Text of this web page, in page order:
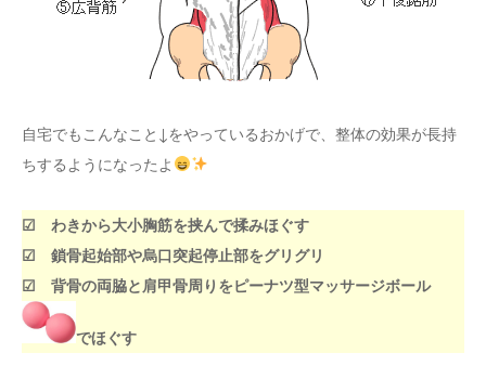
自宅でもこんなこと↓をやっているおかげで、整体の効果が長持
ちするようになったよ
☑ わきから大小胸筋を挟んで揉みほぐす
☑ 鎖骨起始部や烏口突起停止部をグリグリ
☑ 背骨の両脇と肩甲骨周りをピーナツ型マッサージボール
でほぐす